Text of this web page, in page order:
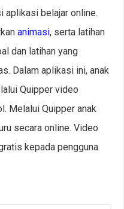
aplikasi belajar online.
animasi, serta latihan
dan latihan yang
Dalam aplikasi ini, anak
Quipper video
Melalui Quipper anak
secara online. Video
kepada pengguna.